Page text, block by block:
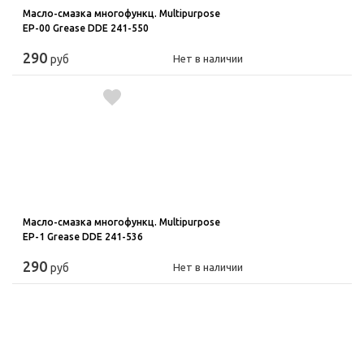
Масло-смазка многофункц. Multipurpose
ЕР-00 Grease DDE 241-550
290 руб Нет в наличии
Масло-смазка многофункц. Multipurpose
ЕР-1 Grease DDE 241-536
290 руб Нет в наличии